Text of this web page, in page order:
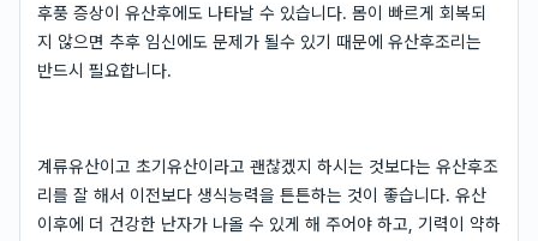
후풍 증상이 유산후에도 나타날 수 있습니다. 몸이 빠르게 회복되
지 않으면 추후 임신에도 문제가 될수 있기 때문에 유산후조리는
반드시 필요합니다.
계류유산이고 초기유산이라고 괜찮겠지 하시는 것보다는 유산후조
리를 잘 해서 이전보다 생식능력을 튼튼하는 것이 좋습니다. 유산
이후에 더 건강한 난자가 나올 수 있게 해 주어야 하고, 기력이 약하